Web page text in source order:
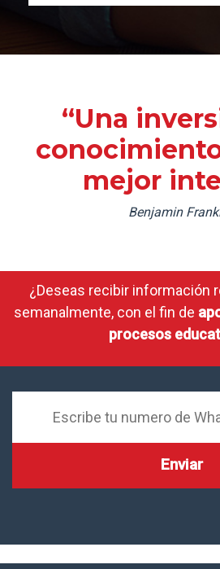
“Una
mejor
Benjamin
¿Deseas recibir información
semanalmente, con el fin de
procesos